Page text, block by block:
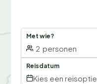
Met wie?
2 personen
Reisdatum
Kies een reisoptie